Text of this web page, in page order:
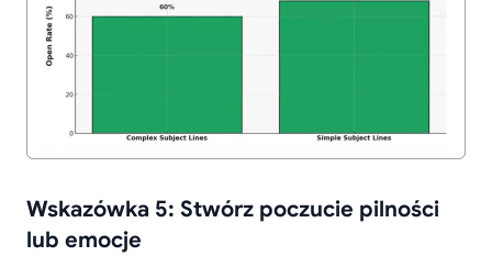
Wskazówka 5: Stwórz poczucie pilności
lub emocje